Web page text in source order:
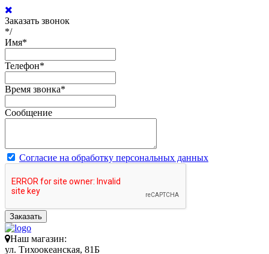
Заказать звонок
*/
Имя*
Телефон*
Время звонка*
Сообщение
Согласие на обработку персональных данных
Заказать
Наш магазин:
ул. Тихоокеанская, 81Б